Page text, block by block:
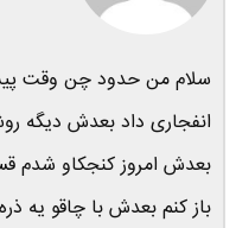
سلام من حدود چن وقت
انفجاری داد بعدش دیگه
بعدش امروز کنجکاو شدم
باز کنم بعدش با چاقو یه